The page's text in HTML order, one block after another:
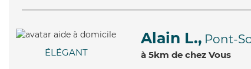
ÉLÉGANT
Alain L., Pont-
à 5km de chez Vous